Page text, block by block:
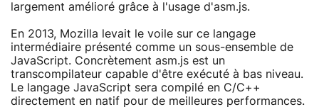
largement amélioré grâce à l'usage d'asm.js.
En 2013, Mozilla levait le voile sur ce langage
intermédiaire présenté comme un sous-ensemble de
JavaScript. Concrètement asm.js est un
transcompilateur capable d'être exécuté à bas niveau.
Le langage JavaScript sera compilé en C/C++
directement en natif pour de meilleures performances.